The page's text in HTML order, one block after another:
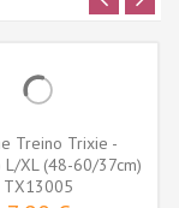
Treino Trixie -
L/XL (48-60/37cm)
(TX13005)
TX13005